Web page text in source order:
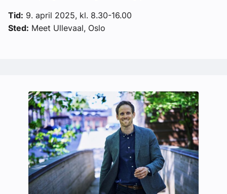
Tid: 9. april 2025, kl. 8.30-16.00
Sted: Meet Ullevaal, Oslo